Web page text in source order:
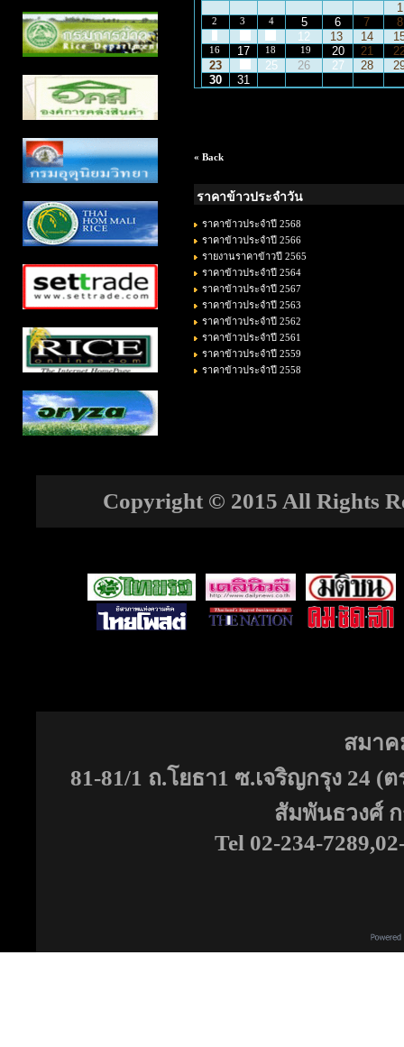
2 3 4 5 6 7
12 13 14
16 17 18 19 20 21
23
25 26 27 28
30
31
« Back
ราคาข้าวประจำวัน
ราคาข้าวประจำปี 2568
ราคาข้าวประจำปี 2566
รายงานราคาข้าวปี 2565
ราคาข้าวประจำปี 2564
ราคาข้าวประจำปี 2567
ราคาข้าวประจำปี 2563
ราคาข้าวประจำปี 2562
ราคาข้าวประจำปี 2561
ราคาข้าวประจำปี 2559
ราคาข้าวประจำปี 2558
Copyright © 2015 All Rights
สมาค
81-81/1 ถ.โยธา1 ซ.เจริญกรุง 24
สัมพันธวงศ์
Tel 02-234-